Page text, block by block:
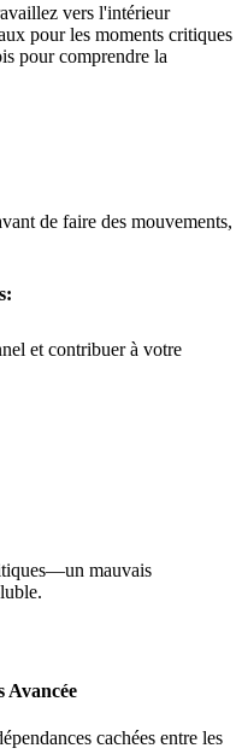
vers l'intérieur
pour les moments critiques
pour comprendre la
de faire des mouvements,
et contribuer à votre
mauvais
Avancée
cachées entre les